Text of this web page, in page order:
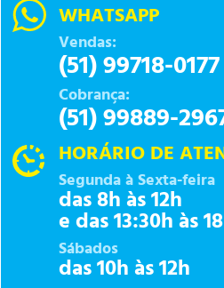
WHATSAPP
Vendas:
(51) 99718-0177
Cobrança:
(51) 99889-
HORÁRIO DE
Segunda à Sexta-feira
das 8h às 12h
e das 13:30h às
Sábados
das 10h às 12h